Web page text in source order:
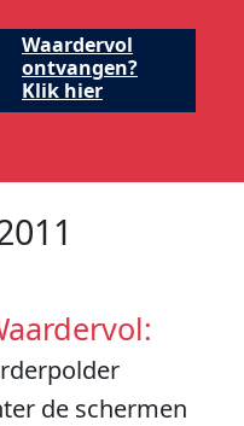
Waardervol
ontvangen?
Klik hier
de schermen